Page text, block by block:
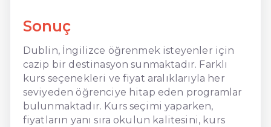
Sonuç
Dublin, İngilizce öğrenmek isteyenler için
cazip bir destinasyon sunmaktadır. Farklı
kurs seçenekleri ve fiyat aralıklarıyla her
seviyeden öğrenciye hitap eden programlar
bulunmaktadır. Kurs seçimi yaparken,
fiyatların yanı sıra okulun kalitesini, kurs